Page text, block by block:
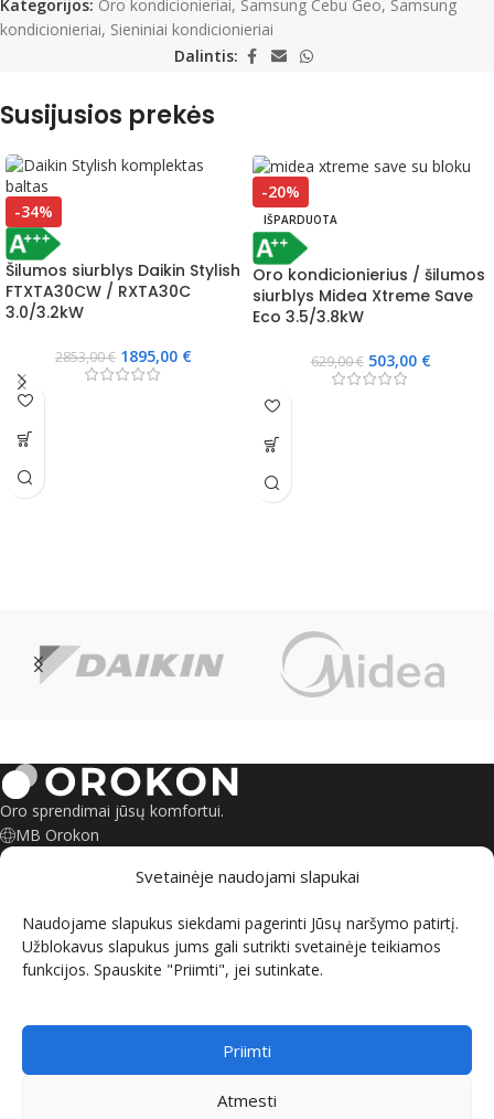
Svetainėje naudojami slapukai
Naudojame slapukus siekdami pagerinti Jūsų naršymo patirtį.
Užblokavus slapukus jums gali sutrikti svetainėje teikiamos
funkcijos. Spauskite "Priimti", jei sutinkate.
Priimti
Atmesti
Kategorijos: Oro kondicionieriai, Samsung Cebu Geo, Samsung
kondicionieriai, Sieniniai kondicionieriai
Dalintis:
Susijusios prekės
-34%
Šilumos siurblys Daikin Stylish
FTXTA30CW / RXTA30C
3.0/3.2kW
2853,00€ 1895,00 €
-20%
IŠPARDUOTA
Oro kondicionierius / šilumos
siurblys Midea Xtreme Save
Eco 3.5/3.8kW
629,00€ 503,00 €
Oro sprendimai jūsų komfortui.
MB Orokon
Savanorių pr. 135, Kaunas
kontaktai@orokon.lt
INFORMACIJA
PIRKIMO SĄLYGOS
ORO KONDICIONIERIAI